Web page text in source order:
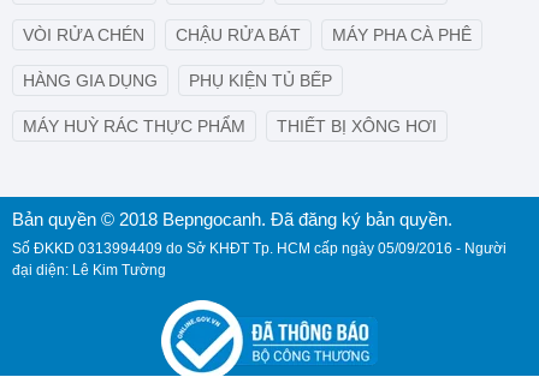
VÒI RỬA CHÉN CHẬU RỬA BÁT MÁY PHA CÀ PHÊ
HÀNG GIA DỤNG PHỤ KIỆN TỦ BẾP
MÁY HUỲ RÁC THỰC PHẨM THIẾT BỊ XÔNG HƠI
Bản quyền © 2018 Bepngocanh. Đã đăng ký bản quyền.
Số ĐKKD 0313994409 do Sở KHĐT Tp. HCM cấp ngày 05/09/2016 - Người
đại diện: Lê Kim Tường